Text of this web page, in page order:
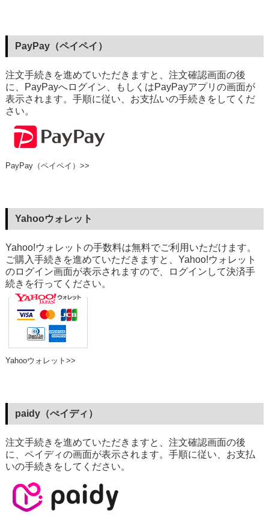
PayPay（ペイペイ）
注文手続きを進めていただきますと、注文確認画面の後
に、PayPayへログイン、もしくはPayPayアプリの画面が
表示されます。手順に従い、お支払いの手続きをしてくだ
さい。
PayPay（ペイペイ）>>
Yahooウォレット
Yahoo!ウォレットの手数料は無料でご利用いただけます。
ご購入手続きを進めていただきますと、Yahoo!ウォレット
のログイン画面が表示されますので、ログインして決済手
続きを行ってください。
Yahooウォレット>>
paidy（ぺイディ）
注文手続きを進めていただきますと、注文確認画面の後
に、ペイディの画面が表示されます。手順に従い、お支払
いの手続きをしてください。